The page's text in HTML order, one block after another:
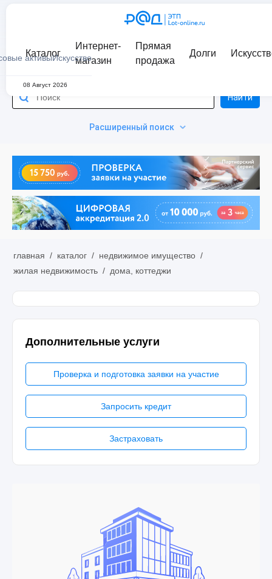
активыИскусство
Каталог
Интернет-
магазин
Прямая
продажа
Долги
08 Август 2026
Расширенный поиск
Найти
главная / каталог / недвижимое имущество /
жилая недвижимость / дома, коттеджи
Дополнительные услуги
Проверка и подготовка заявки на участие
Запросить кредит
Застраховать